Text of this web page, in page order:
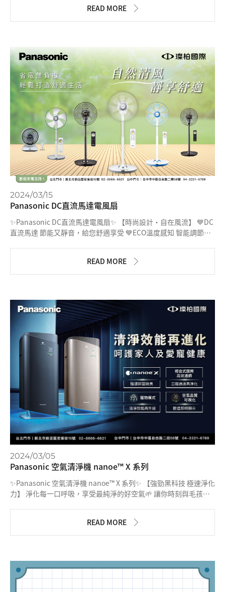
READ MORE
2024/03/15
Panasonic DC直流馬達電風扇
✨Panasonic DC直流馬達電風扇✨ 【時尚設計・自在風流】 💙DC
直流馬達 節能又靜音，給您舒適享受 💙ECO溫度感知 智能調節，
個角落都能感受清涼舒適 #連續13年信譽品牌最高肯定
READ MORE
2024/03/05
Panasonic 空氣清淨機 nanoe™ X 系列
✨Panasonic 空氣清淨機 nanoe™ X 系列✨ 【強勁黑科技 極速淨化
力】 淨化每一口呼吸，享受最純淨的好空氣🌱 讓你時刻與毛孩親
還能深入布料纖維 #消除異味👍👍👍 💖寵物模式搭載 高效吸入環
境中的異味及浮毛 CASR值提升約14% 🐶🐱 💖複合式圓筒高效濾
示 #PM2.5、#甲醛 燈號+數值雙顯示！ 三色燈號顏色顯示環境異
味 #連續13年信譽品牌最高肯定 #守護美好呼吸的最佳選擇
READ MORE